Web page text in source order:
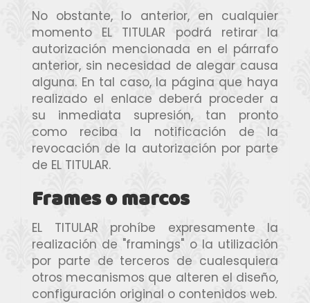
No obstante, lo anterior, en cualquier
momento EL TITULAR podrá retirar la
autorización mencionada en el párrafo
anterior, sin necesidad de alegar causa
alguna. En tal caso, la página que haya
realizado el enlace deberá proceder a
su inmediata supresión, tan pronto
como reciba la notificación de la
revocación de la autorización por parte
de EL TITULAR.
Frames o marcos
EL TITULAR prohíbe expresamente la
realización de "framings" o la utilización
por parte de terceros de cualesquiera
otros mecanismos que alteren el diseño,
configuración original o contenidos web.